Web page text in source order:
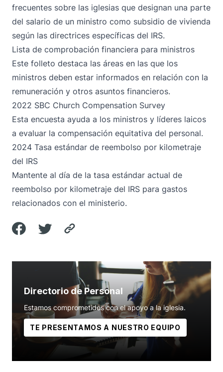
frecuentes sobre las iglesias que designan una parte
del salario de un ministro como subsidio de vivienda
según las directrices específicas del IRS.
Lista de comprobación financiera para ministros
Este folleto destaca las áreas en las que los
ministros deben estar informados en relación con la
remuneración y otros asuntos financieros.
2022 SBC Church Compensation Survey
Esta encuesta ayuda a los ministros y líderes laicos
a evaluar la compensación equitativa del personal.
2024 Tasa estándar de reembolso por kilometraje
del IRS
Mantente al día de la tasa estándar actual de
reembolso por kilometraje del IRS para gastos
relacionados con el ministerio.
Directorio de Personal
Estamos comprometidos con el apoyo a la iglesia.
TE PRESENTAMOS A NUESTRO EQUIPO